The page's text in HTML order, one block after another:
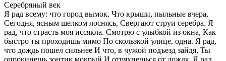
Серебряный век
Я рад всему: что город вымок, Что крыши, пыльные вчера,
Сегодня, ясным шелком лоснясь, Свергают струи серебра. Я
рад, что страсть моя иссякла. Смотрю с улыбкой из окна, Как
быстро ты проходишь мимо По скользкой улице, одна. Я рад,
что дождь пошел сильнее И что, в чужой подъезд зайдя, Ты
опрокинешь зонтик мокрый И отряхнешься от дождя. Я рад,